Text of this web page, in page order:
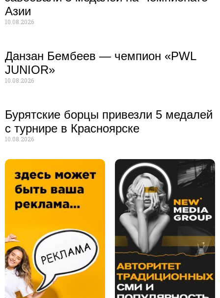
Азии
10.08.2026
Данзан Бембеев — чемпион «PWL
JUNIOR»
10.08.2026
Бурятские борцы привезли 5 медалей
с турнире в Красноярске
10.08.2026